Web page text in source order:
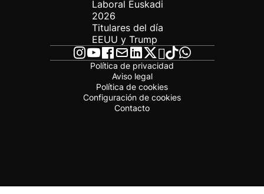
Laboral Euskadi
2026
Titulares del día
EEUU y Trump
Política de privacidad
Aviso legal
Política de cookies
Configuración de cookies
Contacto